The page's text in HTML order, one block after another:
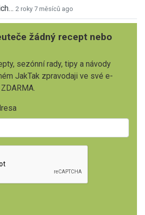
2 roky 7 měsíců ago
žádný recept nebo
sezónní rady, tipy a návody
JakTak zpravodaji ve své e-